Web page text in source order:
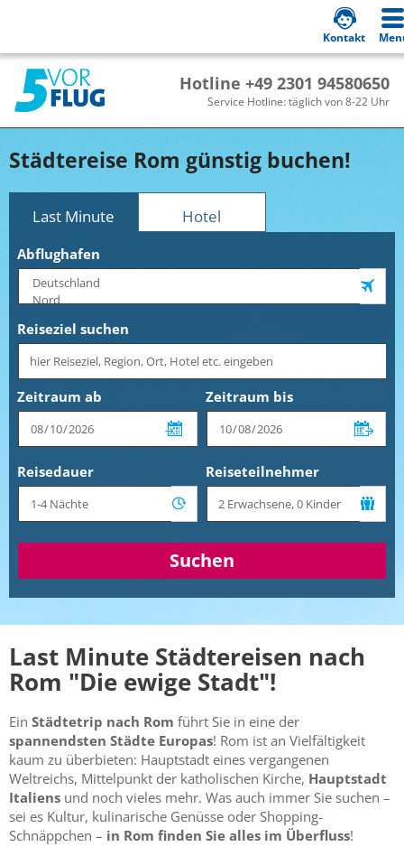
Hotline +49 2301 94580650
Service Hotline: täglich von 8-22 Uhr
Kontakt
Städtereise Rom günstig buchen!
Last Minute Hotel
Abflughafen
Reiseziel suchen
Zeitraum ab Zeitraum bis
Reisedauer Reiseteilnehmer
Suchen
Last Minute Städtereisen nach
Rom "Die ewige Stadt"!
Ein Städtetrip nach Rom führt Sie in eine der
spannendsten Städte Europas! Rom ist an Vielfältigkeit
kaum zu überbieten: Hauptstadt eines vergangenen
Weltreichs, Mittelpunkt der katholischen Kirche, Hauptstadt
Italiens und noch vieles mehr. Was auch immer Sie suchen –
sei es Kultur, kulinarische Genüsse oder Shopping-
Schnäppchen – in Rom finden Sie alles im Überfluss!